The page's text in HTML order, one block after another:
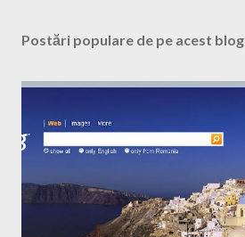
Postări populare de pe acest blog